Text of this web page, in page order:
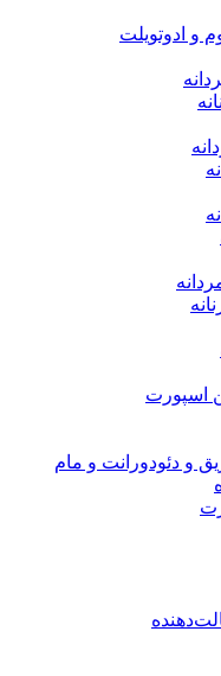
و ادوتویلت
اسپورت
و دئودورانت و مام